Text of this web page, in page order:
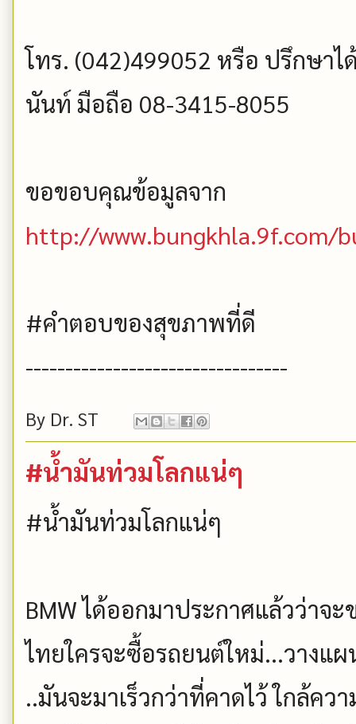
โทร. (042)499052 หรือ ปรึกษา
นันท์ มือถือ 08-3415-8055
ขอขอบคุณข้อมูลจาก
http://www.bungkhla.9f.com/
#คำตอบของสุขภาพที่ดี
---------------------------------
By Dr. ST
#น้ำมันท่วมโลกแน่ๆ
#น้ำมันท่วมโลกแน่ๆ
BMW ได้ออกมาประกาศแล้วว่าจ
ไทยใครจะซื้อรถยนต์ใหม่...วางแ
..มันจะมาเร็วกว่าที่คาดไว้ ใกล้คว